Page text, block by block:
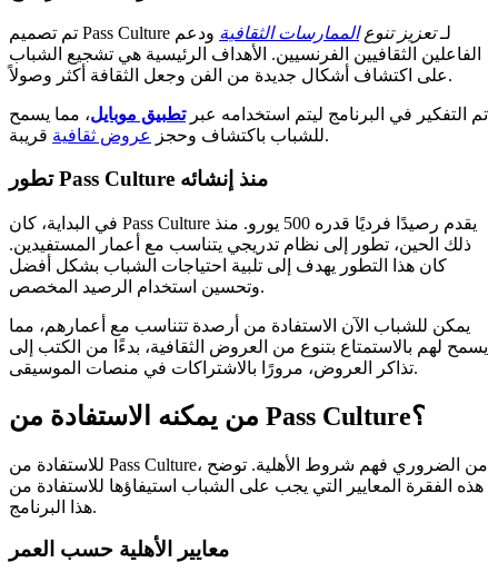
تم تصميم Pass Culture لـتعزيز تنوعالممارسات الثقافية ودعم
الفاعلين الثقافيين الفرنسيين. الأهداف الرئيسية هي تشجيع الشباب
على اكتشاف أشكال جديدة من الفن وجعل الثقافة أكثر وصولاً.
تم التفكير في البرنامج ليتم استخدامه عبرتطبيق موبايل، مما يسمح
للشباب باكتشاف وحجز عروض ثقافية قريبة.
تطور Pass Culture منذ إنشائه
في البداية، كان Pass Culture يقدم رصيدًا فرديًا قدره 500 يورو. منذ
ذلك الحين، تطور إلى نظام تدريجي يتناسب مع أعمار المستفيدين.
كان هذا التطور يهدف إلى تلبية احتياجات الشباب بشكل أفضل
وتحسين استخدام الرصيد المخصص.
يمكن للشباب الآن الاستفادة من أرصدة تتناسب مع أعمارهم، مما
يسمح لهم بالاستمتاع بتنوع من العروض الثقافية، بدءًا من الكتب إلى
تذاكر العروض، مرورًا بالاشتراكات في منصات الموسيقى.
من يمكنه الاستفادة من Pass Culture؟
للاستفادة من Pass Culture، من الضروري فهم شروط الأهلية. توضح
هذه الفقرة المعايير التي يجب على الشباب استيفاؤها للاستفادة من
هذا البرنامج.
معايير الأهلية حسب العمر